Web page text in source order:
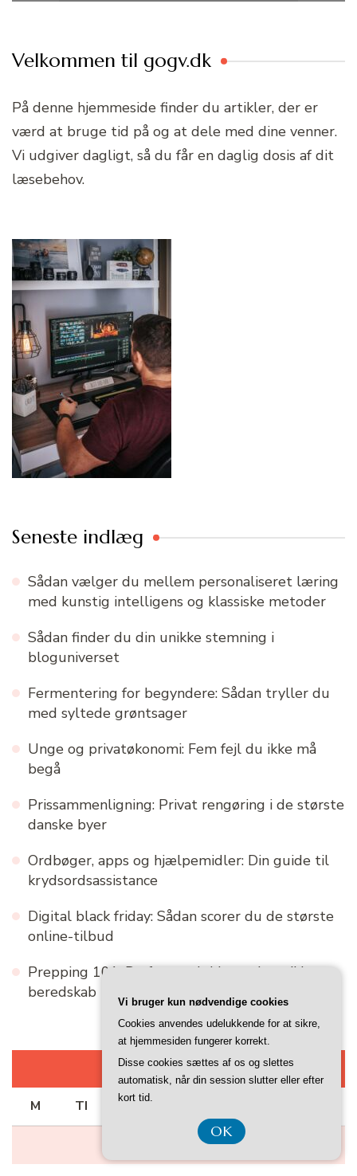
Velkommen til gogv.dk
På denne hjemmeside finder du artikler, der er
værd at bruge tid på og at dele med dine venner.
Vi udgiver dagligt, så du får en daglig dosis af dit
læsebehov.
Seneste indlæg
Sådan vælger du mellem personaliseret læring
med kunstig intelligens og klassiske metoder
Sådan finder du din unikke stemning i
bloguniverset
Fermentering for begyndere: Sådan tryller du
med syltede grøntsager
Unge og privatøkonomi: Fem fejl du ikke må
begå
Prissammenligning: Privat rengøring i de største
danske byer
Ordbøger, apps og hjælpemidler: Din guide til
krydsordsassistance
Digital black friday: Sådan scorer du de største
online-tilbud
Prepping 101: De første skridt mod et sikkert
beredskab
AUGUST 2026
M TI O
Vi bruger kun nødvendige cookies
Cookies anvendes udelukkende for at sikre,
at hjemmesiden fungerer korrekt.
Disse cookies sættes af os og slettes
automatisk, når din session slutter eller efter
kort tid.
OK